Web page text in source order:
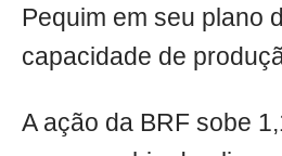
Pequim em seu plano
capacidade de
A ação da BRF sobe